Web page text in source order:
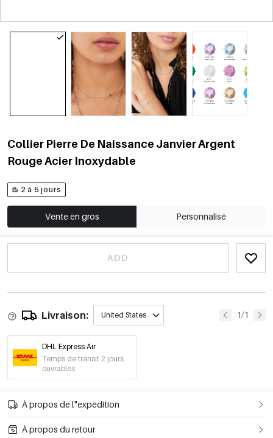
Collier Pierre De Naissance Janvier Argent
Rouge Acier Inoxydable
2 à 5 jours
Vente en gros Personnalisé
ADD
Livraison: United States 1/1
DHL Express Air
Temps de transit 2 jours
ouvrables
À propos de l"expédition
À propos du retour